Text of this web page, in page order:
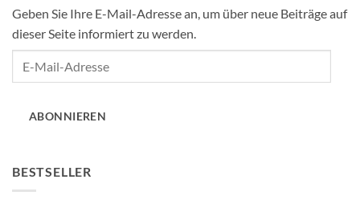
Geben Sie Ihre E-Mail-Adresse an, um über neue Beiträge auf
dieser Seite informiert zu werden.
ABONNIEREN
BESTSELLER